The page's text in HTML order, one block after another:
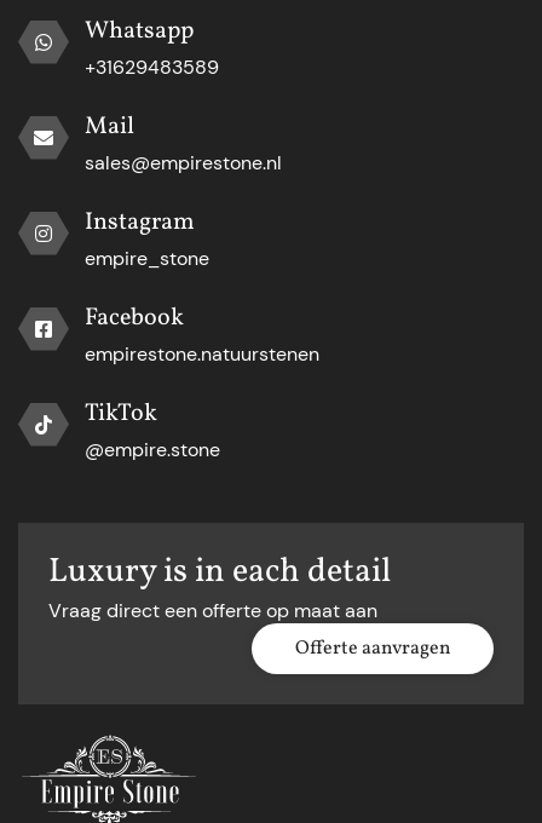
Whatsapp
+31629483589
Mail
sales@empirestone.nl
Instagram
empire_stone
Facebook
empirestone.natuurstenen
TikTok
@empire.stone
Luxury is in each detail
Vraag direct een offerte op maat aan
Offerte aanvragen